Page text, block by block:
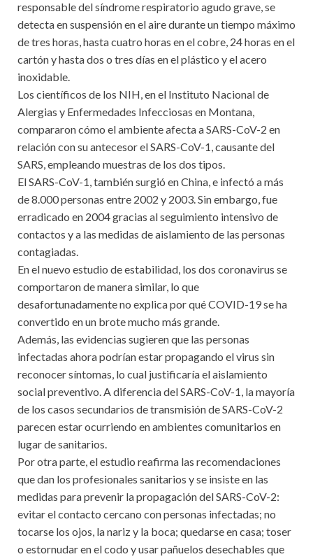
responsable del síndrome respiratorio agudo grave, se
detecta en suspensión en el aire durante un tiempo máximo
de tres horas, hasta cuatro horas en el cobre, 24 horas en el
cartón y hasta dos o tres días en el plástico y el acero
inoxidable.
Los científicos de los NIH, en el Instituto Nacional de
Alergias y Enfermedades Infecciosas en Montana,
compararon cómo el ambiente afecta a SARS-CoV-2 en
relación con su antecesor el SARS-CoV-1, causante del
SARS, empleando muestras de los dos tipos.
El SARS-CoV-1, también surgió en China, e infectó a más
de 8.000 personas entre 2002 y 2003. Sin embargo, fue
erradicado en 2004 gracias al seguimiento intensivo de
contactos y a las medidas de aislamiento de las personas
contagiadas.
En el nuevo estudio de estabilidad, los dos coronavirus se
comportaron de manera similar, lo que
desafortunadamente no explica por qué COVID-19 se ha
convertido en un brote mucho más grande.
Además, las evidencias sugieren que las personas
infectadas ahora podrían estar propagando el virus sin
reconocer síntomas, lo cual justificaría el aislamiento
social preventivo. A diferencia del SARS-CoV-1, la mayoría
de los casos secundarios de transmisión de SARS-CoV-2
parecen estar ocurriendo en ambientes comunitarios en
lugar de sanitarios.
Por otra parte, el estudio reafirma las recomendaciones
que dan los profesionales sanitarios y se insiste en las
medidas para prevenir la propagación del SARS-CoV-2:
evitar el contacto cercano con personas infectadas; no
tocarse los ojos, la nariz y la boca; quedarse en casa; toser
o estornudar en el codo y usar pañuelos desechables que